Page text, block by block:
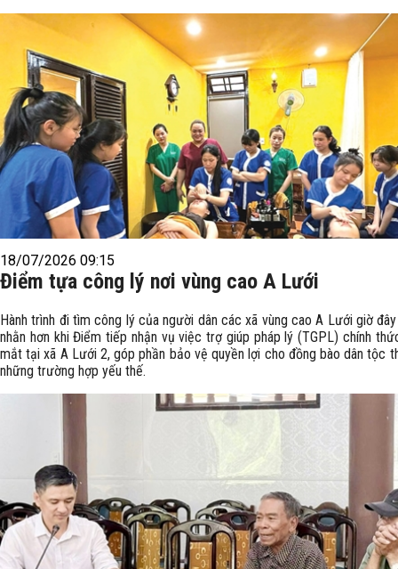
18/07/2026 09:15
Điểm tựa công lý nơi vùng cao A Lưới
Hành trình đi tìm công lý của người dân các xã vùng cao A Lưới giờ
nhằn hơn khi Điểm tiếp nhận vụ việc trợ giúp pháp lý (TGPL) chính
mắt tại xã A Lưới 2, góp phần bảo vệ quyền lợi cho đồng bào dân tộc
những trường hợp yếu thế.